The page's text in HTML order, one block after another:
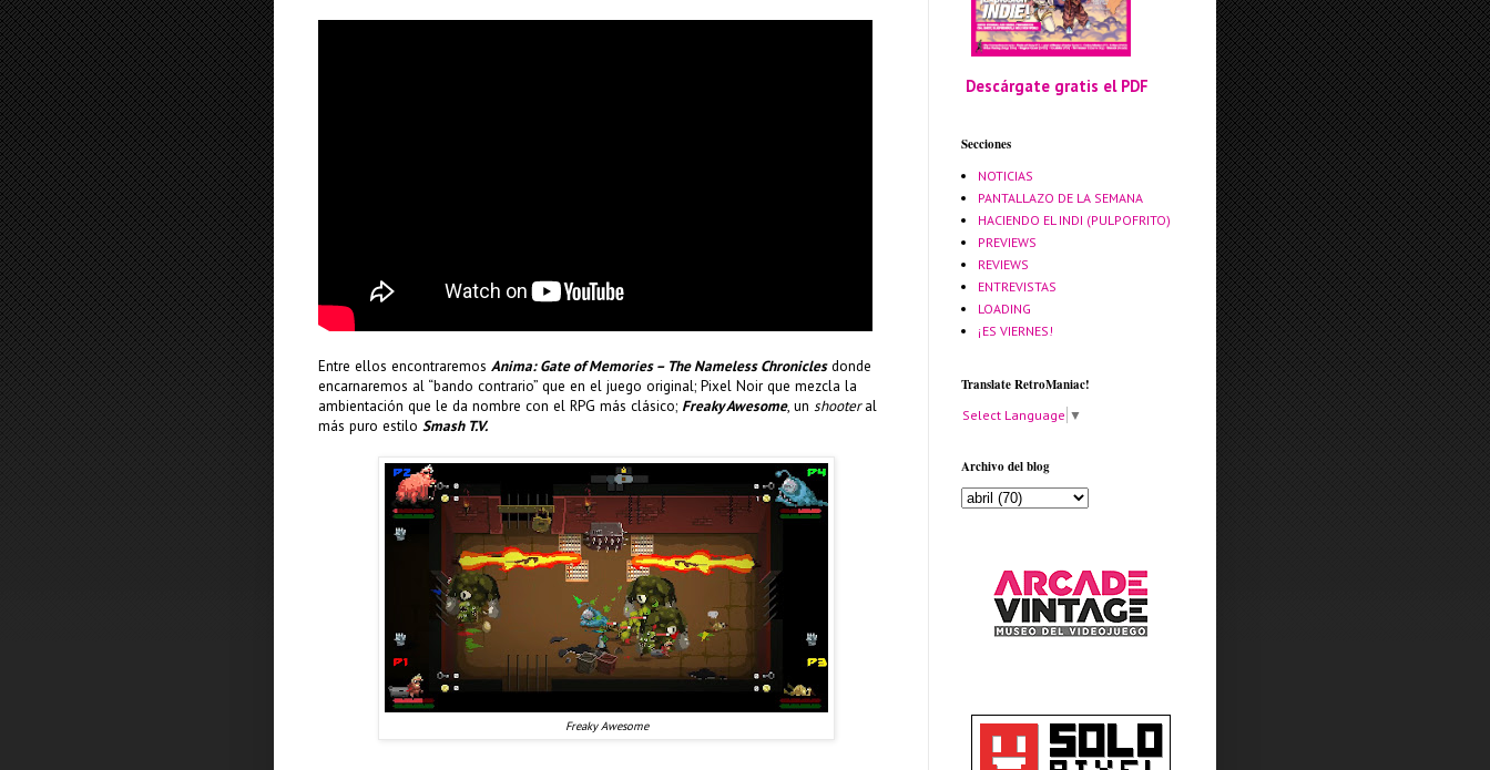
Entre ellos encontraremos Anima: Gate of Memories – The Nameless Chroniclesdonde
encarnaremos al “bando contrario” que en el juego original; Pixel Noir que mezcla la
ambientación que le da nombre con el RPG más clásico; Freaky Awesome, un shooteral
más puro estilo Smash T.V.
Freaky Awesome
Descárgate gratis el PDF
Secciones
NOTICIAS
PANTALLAZO DE LA SEMANA
HACIENDO EL INDI (PULPOFRITO)
PREVIEWS
REVIEWS
ENTREVISTAS
LOADING
¡ES VIERNES!
Translate RetroManiac!
Select Language ▼
Archivo del blog